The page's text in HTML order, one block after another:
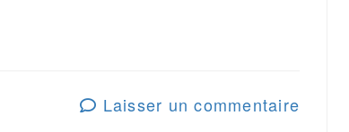
Laisser un commentaire